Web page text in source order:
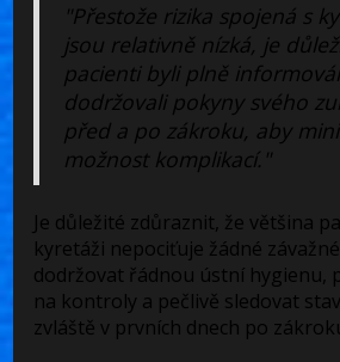
"Přestože rizika spojená s
jsou relativně nízká, je
pacienti byli plně
dodržovali pokyny svého
před a po zákroku, aby
možnost komplikací."
Je důležité zdůraznit, že většina
kyretáži nepociťuje žádné
dodržovat řádnou ústní hygienu,
na kontroly a pečlivě sledovat
zvláště v prvních dnech po